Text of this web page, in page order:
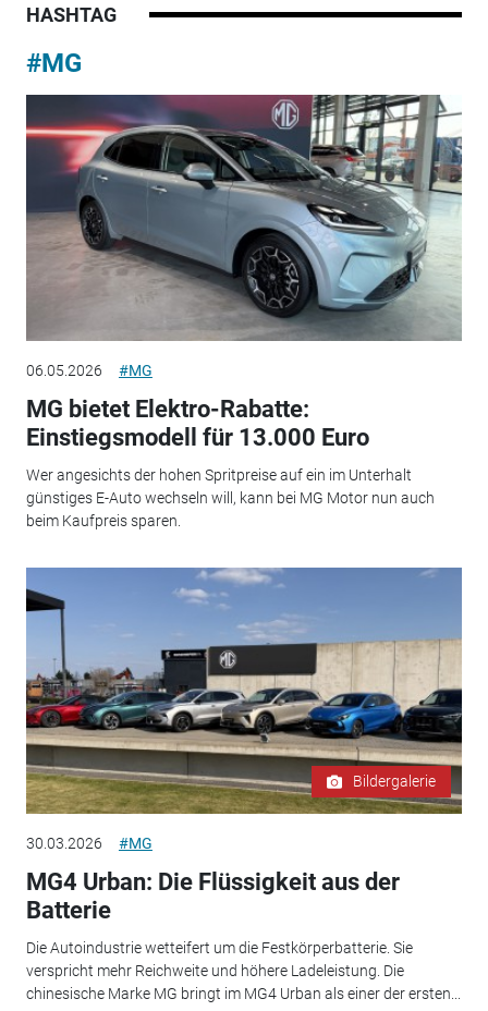
HASHTAG
#MG
06.05.2026 #MG
MG bietet Elektro-Rabatte:
Einstiegsmodell für 13.000 Euro
Wer angesichts der hohen Spritpreise auf ein im Unterhalt
günstiges E-Auto wechseln will, kann bei MG Motor nun auch
beim Kaufpreis sparen.
Bildergalerie
30.03.2026 #MG
MG4 Urban: Die Flüssigkeit aus der
Batterie
Die Autoindustrie wetteifert um die Festkörperbatterie. Sie
verspricht mehr Reichweite und höhere Ladeleistung. Die
chinesische Marke MG bringt im MG4 Urban als einer der ersten...